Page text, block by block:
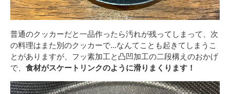
普通のクッカーだと一品作ったら汚れが残ってしまって、次
の料理はまた別のクッカーで…なんてことも起きてしまうこ
とがありますが、フッ素加工と凸凹加工の二段構えのおかげ
で、 食材がスケートリンクのように滑りまくります！